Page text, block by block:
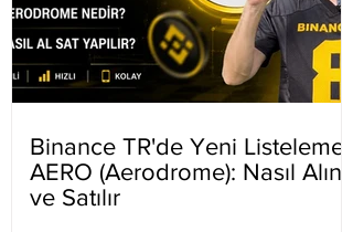
Binance TR'de Yeni Listeleme
AERO (Aerodrome): Nasıl Alınır
ve Satılır